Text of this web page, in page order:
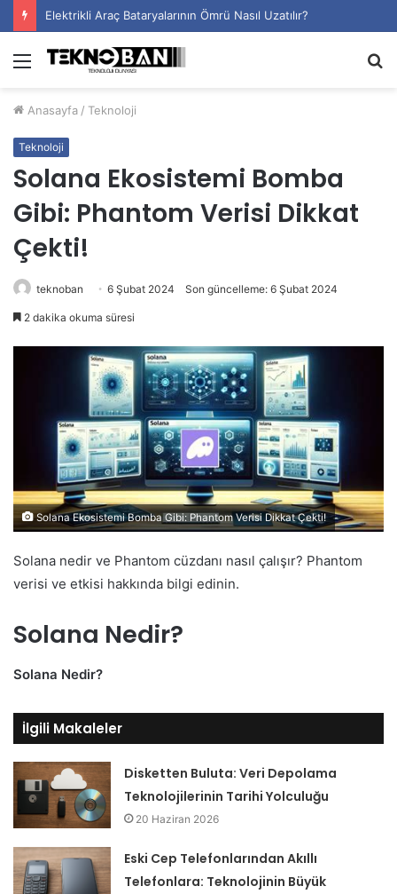
Elektrikli Araç Bataryalarının Ömrü Nasıl Uzatılır?
Menü
Anasayfa / Teknoloji
Teknoloji
Solana Ekosistemi Bomba
Gibi: Phantom Verisi Dikkat
Çekti!
teknoban 6 Şubat 2024 Son güncelleme: 6 Şubat 2024
2 dakika okuma süresi
Solana Ekosistemi Bomba Gibi: Phantom Verisi Dikkat Çekti!
Solana nedir ve Phantom cüzdanı nasıl çalışır? Phantom
verisi ve etkisi hakkında bilgi edinin.
Solana Nedir?
Solana Nedir?
İlgili Makaleler
Disketten Buluta: Veri Depolama
Teknolojilerinin Tarihi Yolculuğu
20 Haziran 2026
Eski Cep Telefonlarından Akıllı
Telefonlara: Teknolojinin Büyük